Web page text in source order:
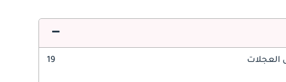
العجلات 19